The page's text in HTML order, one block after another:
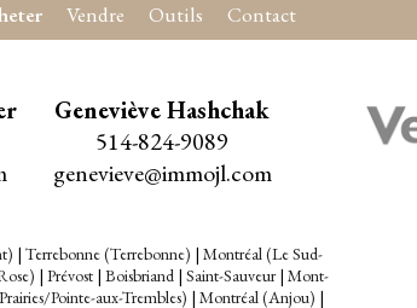
Vendre Outils Contact
Geneviève Hashchak
514-824-9089
genevieve@immojl.com
| Terrebonne (Terrebonne) | Montréal (Le Sud-
| Prévost| Boisbriand| Saint-Sauveur| Mont-
Pointe-aux-Trembles) | Montréal (Anjou) |